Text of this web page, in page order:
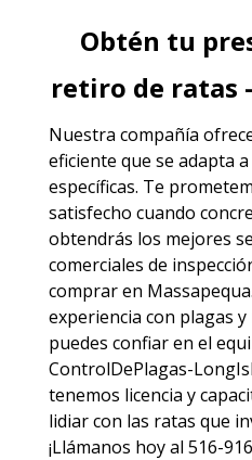
Obtén tu
retiro de ratas
Nuestra compañía
eficiente que se adapta
específicas. Te
satisfecho cuando
obtendrás los mejores
comerciales de
comprar en
experiencia con plagas
puedes confiar en el
ControlDePlagas-
tenemos licencia y
lidiar con las ratas que
¡Llámanos hoy al 516-